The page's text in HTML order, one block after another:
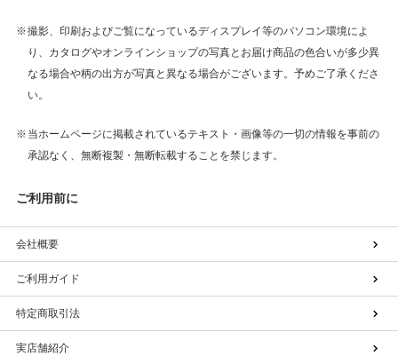
撮影、印刷およびご覧になっているディスプレイ等のパソコン環境によ
り、カタログやオンラインショップの写真とお届け商品の色合いが多少異
なる場合や柄の出方が写真と異なる場合がございます。予めご了承くださ
い。
当ホームページに掲載されているテキスト・画像等の一切の情報を事前の
承認なく、無断複製・無断転載することを禁じます。
ご利用前に
会社概要
ご利用ガイド
特定商取引法
実店舗紹介